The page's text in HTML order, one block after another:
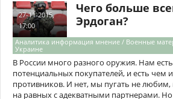
27-11-2015,
17:00
Чего больше
Эрдоган?
Аналитика информация мнение / Военные
Украине
В России много разного оружия. Нам
потенциальных покупателей, и есть чем
противников. И нет, мы пугать не
на равных с адекватными партнерами.